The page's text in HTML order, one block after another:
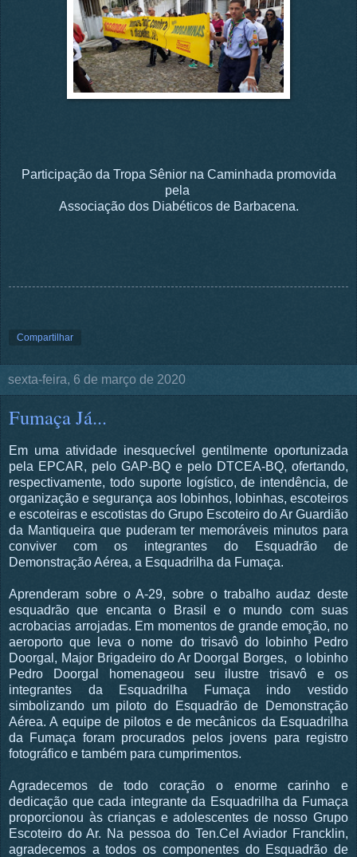
Participação da Tropa Sênior na Caminhada promovida
pela
Associação dos Diabéticos de Barbacena.
Compartilhar
sexta-feira, 6 de março de 2020
Fumaça Já...
Em uma atividade inesquecível gentilmente oportunizada
pela EPCAR, pelo GAP-BQ e pelo DTCEA-BQ, ofertando,
respectivamente, todo suporte logístico, de intendência, de
organização e segurança aos lobinhos, lobinhas, escoteiros
e escoteiras e escotistas do Grupo Escoteiro do Ar Guardião
da Mantiqueira que puderam ter memoráveis minutos para
conviver com os integrantes do Esquadrão de
Demonstração Aérea, a Esquadrilha da Fumaça.
Aprenderam sobre o A-29, sobre o trabalho audaz deste
esquadrão que encanta o Brasil e o mundo com suas
acrobacias arrojadas. Em momentos de grande emoção, no
aeroporto que leva o nome do trisavô do lobinho Pedro
Doorgal, Major Brigadeiro do Ar Doorgal Borges, o lobinho
Pedro Doorgal homenageou seu ilustre trisavô e os
integrantes da Esquadrilha Fumaça indo vestido
simbolizando um piloto do Esquadrão de Demonstração
Aérea. A equipe de pilotos e de mecânicos da Esquadrilha
da Fumaça foram procurados pelos jovens para registro
fotográfico e também para cumprimentos.
Agradecemos de todo coração o enorme carinho e
dedicação que cada integrante da Esquadrilha da Fumaça
proporcionou às crianças e adolescentes de nosso Grupo
Escoteiro do Ar. Na pessoa do Ten.Cel Aviador Francklin,
agradecemos a todos os componentes do Esquadrão de